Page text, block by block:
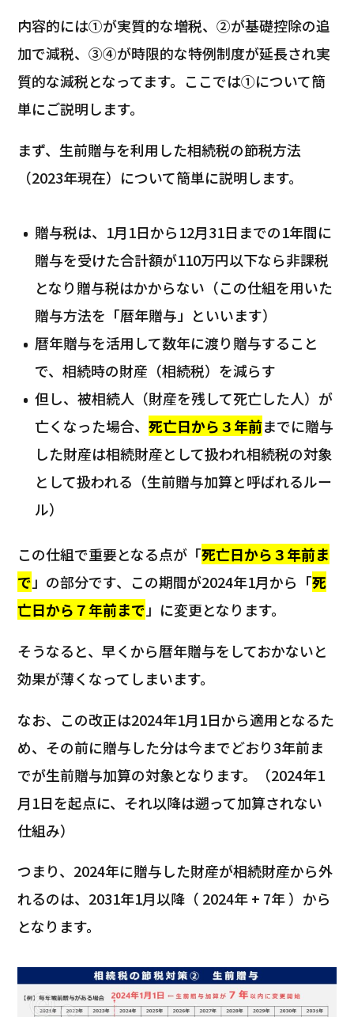
内容的には①が実質的な増税、②が基礎控除の追
加で減税、③④が時限的な特例制度が延長され実
質的な減税となってます。ここでは①について簡
単にご説明します。
まず、生前贈与を利用した相続税の節税方法
（2023年現在）について簡単に説明します。
贈与税は、1月1日から12月31日までの1年間に
贈与を受けた合計額が110万円以下なら非課税
となり贈与税はかからない（この仕組を用いた
贈与方法を「暦年贈与」といいます）
暦年贈与を活用して数年に渡り贈与すること
で、相続時の財産（相続税）を減らす
但し、被相続人（財産を残して死亡した人）が
亡くなった場合、 死亡日から３年前までに贈与
した財産は相続財産として扱われ相続税の対象
として扱われる（生前贈与加算と呼ばれるルー
ル）
この仕組で重要となる点が「死亡日から３年前ま
で 」の部分です、この期間が2024年1月から「死
亡日から７年前まで 」に変更となります。
そうなると、早くから暦年贈与をしておかないと
効果が薄くなってしまいます。
なお、この改正は2024年1月1日から適用となるた
め、その前に贈与した分は今までどおり3年前ま
でが生前贈与加算の対象となります。（2024年1
月1日を起点に、それ以降は遡って加算されない
仕組み）
つまり、2024年に贈与した財産が相続財産から外
れるのは、2031年1月以降（ 2024年 + 7年 ）から
となります。